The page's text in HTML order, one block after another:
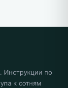
Инструкции по
к сотням